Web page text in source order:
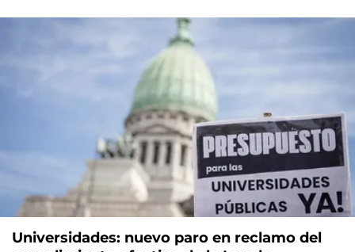
Universidades: nuevo paro en reclamo del